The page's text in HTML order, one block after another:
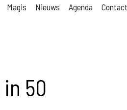
Magis Nieuws Agenda Contact
50